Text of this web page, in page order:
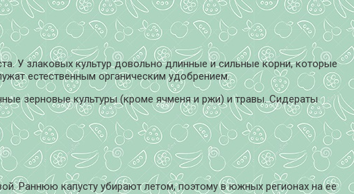
У злаковых культур довольно длинные и сильные корни, которые
естественным органическим удобрением.
зерновые культуры (кроме ячменя и ржи) и травы. Сидераты
Раннюю капусту убирают летом, поэтому в южных регионах на ее